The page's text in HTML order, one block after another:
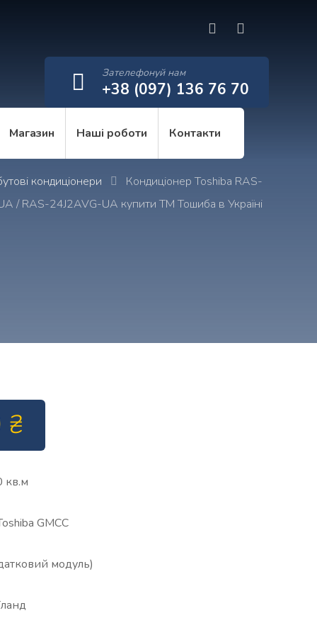
Зателефонуй нам
+38 (097) 136 76 70
Магазин Наші роботи Контакти
кондиціонери
Кондиціонер Toshiba RAS-
/ RAS-24J2AVG-UA купити ТМ Тошиба в Україні
₴
кв.м
GMCC
модуль)